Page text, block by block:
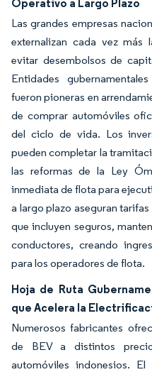
Operativo a Largo Plazo
Las grandes empresas
externalizan cada vez más
evitar desembolsos de
Entidades
fueron pioneras en
de comprar automóviles
del ciclo de vida. Los
pueden completar la
las reformas de la Ley
inmediata de flota para
a largo plazo aseguran
que incluyen seguros,
conductores, creando
para los operadores de flota.
Hoja de Ruta
que Acelera la
Numerosos fabricantes
de BEV a distintos
automóviles indonesios.